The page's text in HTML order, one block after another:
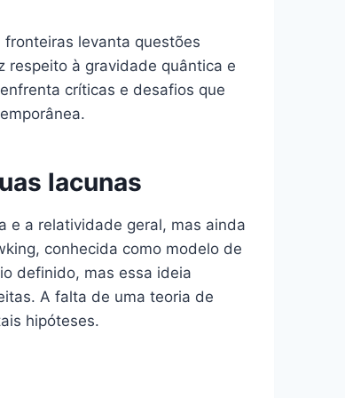
levanta questões
respeito à gravidade quântica e
críticas e desafios que
lacunas
e a relatividade geral, mas ainda
conhecida como modelo de
definido, mas essa ideia
A falta de uma teoria de
hipóteses.